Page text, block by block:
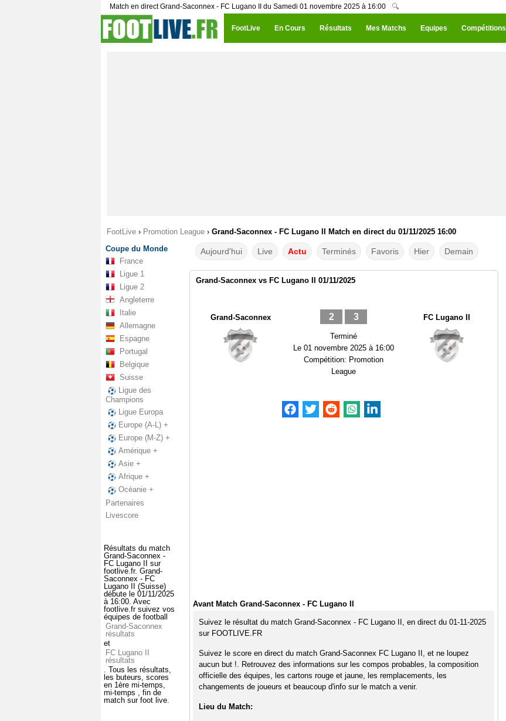
Match en direct Grand-Saconnex - FC Lugano II du Samedi 01 novembre 2025 à 16:00 🔍
FootLive En Cours Résultats Mes Matchs Equipes Compétitions
FootLive › Promotion League › Grand-Saconnex - FC Lugano II Match en direct du 01/11/2025 16:00
Coupe du Monde
France
Ligue 1
Ligue 2
Angleterre
Italie
Allemagne
Espagne
Portugal
Belgique
Suisse
Ligue des
Champions
Ligue Europa
Europe (A-L) +
Europe (M-Z) +
Amérique +
Asie +
Afrique +
Océanie +
Partenaires
Livescore
Résultats du match
Grand-Saconnex -
FC Lugano II sur
footlive.fr. Grand-
Saconnex - FC
Lugano II (Suisse)
débute le 01/11/2025
à 16:00. Avec
footlive.fr suivez vos
équipes de football
Grand-Saconnex
résultats
et
FC Lugano II
résultats
. Tous les résultats,
les buteurs, scores
en 1ère mi-temps,
mi-temps , fin de
match sur foot live.
Aujourd'hui Live Actu Terminés Favoris Hier Demain
Grand-Saconnex vs FC Lugano II 01/11/2025
Grand-Saconnex 2 3
Terminé
Le 01 novembre 2025 à 16:00
Compétition: Promotion
League
FC Lugano II
Avant Match Grand-Saconnex - FC Lugano II
Suivez le résultat du match Grand-Saconnex - FC Lugano II, en direct du 01-11-2025
sur FOOTLIVE.FR
Suivez le score en direct du match Grand-Saconnex FC Lugano II, et ne loupez
aucun but !. Retrouvez des informations sur les compos probables, la composition
officielle des équipes, les cartons rouge et jaune, les remplacements, les
changements de joueurs et beaucoup d'info sur le match a venir.
Lieu du Match: